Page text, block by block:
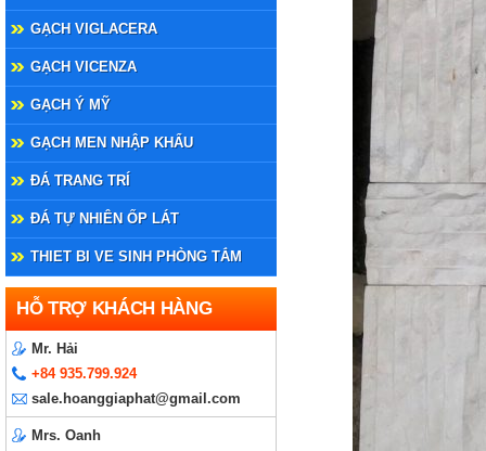
GẠCH VIGLACERA
GẠCH VICENZA
GẠCH Ý MỸ
GẠCH MEN NHẬP KHẨU
ĐÁ TRANG TRÍ
ĐÁ TỰ NHIÊN ỐP LÁT
THIET BI VE SINH PHÒNG TẮM
HỖ TRỢ KHÁCH HÀNG
Mr. Hải
+84 935.799.924
sale.hoanggiaphat@gmail.com
Mrs. Oanh